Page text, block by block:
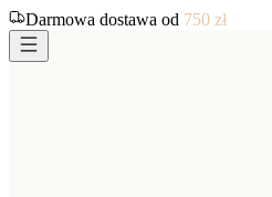
Darmowa dostawa od 750 zł